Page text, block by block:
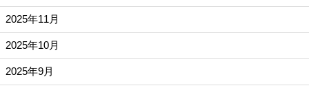
2025年11月
2025年10月
2025年9月